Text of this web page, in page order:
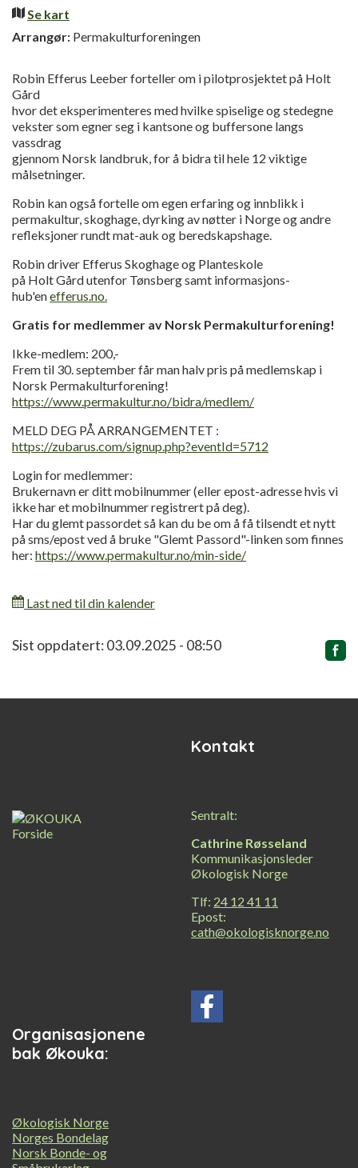
Se kart
Arrangør: Permakulturforeningen
Robin Efferus Leeber forteller om i pilotprosjektet på Holt
Gård
hvor det eksperimenteres med hvilke spiselige og stedegne
vekster som egner seg i kantsone og buffersone langs
vassdrag
gjennom Norsk landbruk, for å bidra til hele 12 viktige
målsetninger.
Robin kan også fortelle om egen erfaring og innblikk i
permakultur, skoghage, dyrking av nøtter i Norge og andre
refleksjoner rundt mat-auk og beredskapshage.
Robin driver Efferus Skoghage og Planteskole
på Holt Gård utenfor Tønsberg samt informasjons-
hub'enefferus.no.
Gratis for medlemmer av Norsk Permakulturforening!
Ikke-medlem: 200,-
Frem til 30. september får man halv pris på medlemskap i
Norsk Permakulturforening!
https://www.permakultur.no/bidra/medlem/
MELD DEG PÅ ARRANGEMENTET :
https://zubarus.com/signup.php?eventId=5712
Login for medlemmer:
Brukernavn er ditt mobilnummer (eller epost-adresse hvis vi
ikke har et mobilnummer registrert på deg).
Har du glemt passordet så kan du be om å få tilsendt et nytt
på sms/epost ved å bruke "Glemt Passord"-linken som finnes
her: https://www.permakultur.no/min-side/
Last ned til din kalender
Relatert
Sist oppdatert: 03.09.2025 - 08:50
Kontakt
Sentralt:
Cathrine Røsseland
Kommunikasjonsleder
Økologisk Norge
Tlf: 24 12 41 11
Epost:
cath@okologisknorge.no
Organisasjonene
bak Økouka:
Økologisk Norge
Norges Bondelag
Norsk Bonde- og